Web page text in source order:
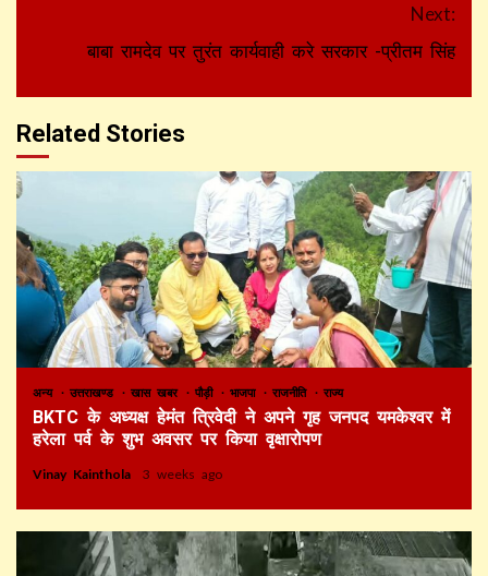
Next:
बाबा रामदेव पर तुरंत कार्यवाही करे सरकार -प्रीतम सिंह
Related Stories
अन्य उत्तराखण्ड खास खबर पौड़ी भाजपा राजनीति राज्य
BKTC के अध्यक्ष हेमंत त्रिवेदी ने अपने गृह जनपद यमकेश्वर में
हरेला पर्व के शुभ अवसर पर किया वृक्षारोपण
Vinay Kainthola 3 weeks ago